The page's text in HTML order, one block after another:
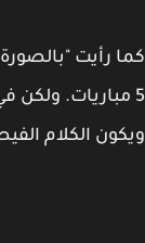
رأيت "بالصورة"
مباريات. ولكن في
الكلام